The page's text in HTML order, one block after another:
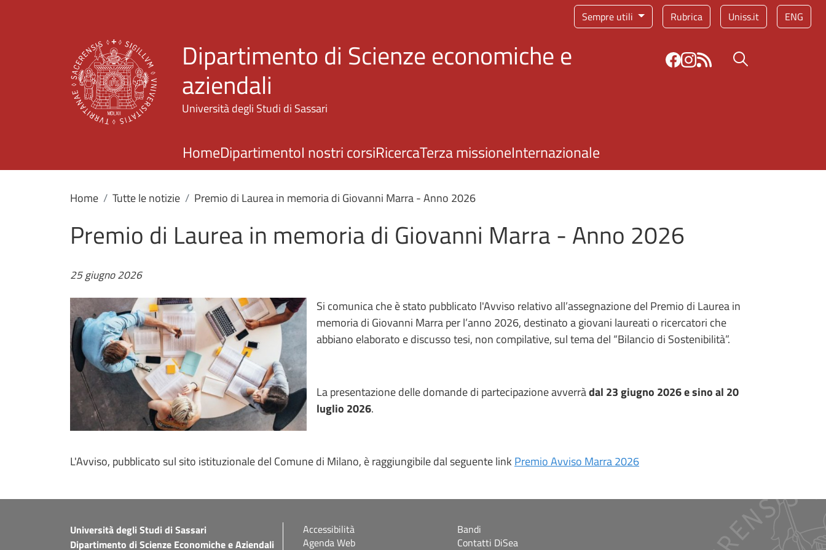
Sempre utili Rubrica Uniss.it ENG
Dipartimento di Scienze economiche e
aziendali
Università degli Studi di Sassari
Bottone cerca
HomeDipartimentoI nostri corsiRicercaTerza missioneInternazionale
Home Tutte le notizie Premio di Laurea in memoria di Giovanni Marra - Anno 2026
Premio di Laurea in memoria di Giovanni Marra - Anno 2026
25 giugno 2026
Si comunica che è stato pubblicato l'Avviso relativo all’assegnazione del Premio di Laurea in
memoria di Giovanni Marra per l’anno 2026, destinato a giovani laureati o ricercatori che
abbiano elaborato e discusso tesi, non compilative, sul tema del “Bilancio di Sostenibilità”.
La presentazione delle domande di partecipazione avverràdal 23 giugno 2026 e sino al 20
luglio 2026.
L'Avviso, pubblicato sul sito istituzionale del Comune di Milano, è raggiungibile dal seguente link Premio Avviso Marra 2026
Università degli Studi di Sassari
Dipartimento di Scienze Economiche e Aziendali
Accessibilità
Agenda Web
Bandi
Contatti DiSea